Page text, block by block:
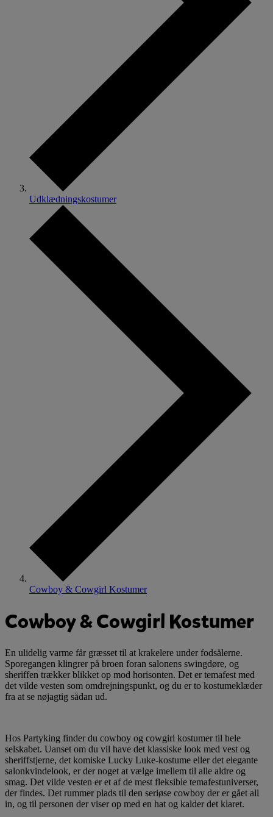
Udklædningskostumer
Cowboy & Cowgirl Kostumer
Cowboy & Cowgirl Kostumer
En ulidelig varme får græsset til at krakelere under fodsålerne.
Sporegangen klingrer på broen foran salonens swingdøre, og
sheriffen trækker blikket op mod horisonten. Det er temafest med
det vilde vesten som omdrejningspunkt, og du er to kostumeklæder
fra at se nøjagtig sådan ud.
Hos Partyking finder du cowboy og cowgirl kostumer til hele
selskabet. Uanset om du vil have det klassiske look med vest og
sheriffstjerne, det komiske Lucky Luke-kostume eller det elegante
salonkvindelook, er der noget at vælge imellem til alle aldre og
smag. Det vilde vesten er et af de mest fleksible temafestuniverser,
der findes. Det rummer plads til den seriøse cowboy der er gået all
in, og til personen der viser op med en hat og kalder det klaret.